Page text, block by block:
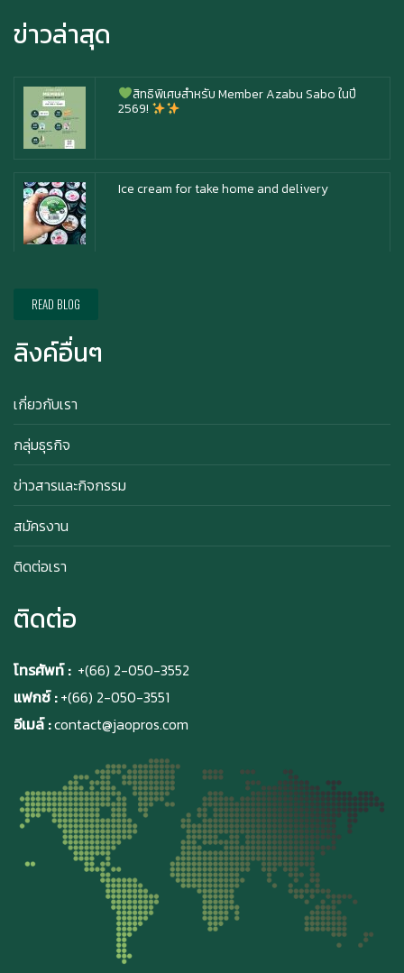
ข่าวล่าสุด
สิทธิพิเศษสำหรับ Member Azabu Sabo ในปี
2569!
Ice cream for take home and delivery
2569!
READ BLOG
ลิงค์อื่นๆ
เกี่ยวกับเรา
กลุ่มธุรกิจ
ข่าวสารและกิจกรรม
สมัครงาน
ติดต่อเรา
ติดต่อ
โทรศัพท์ : +(66) 2-050-3552
แฟกซ์ :+(66) 2-050-3551
อีเมล์ :contact@jaopros.com